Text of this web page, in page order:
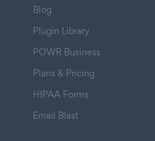
Blog
Plugin Library
POWR Business
Plans & Pricing
HIPAA Forms
Email Blast